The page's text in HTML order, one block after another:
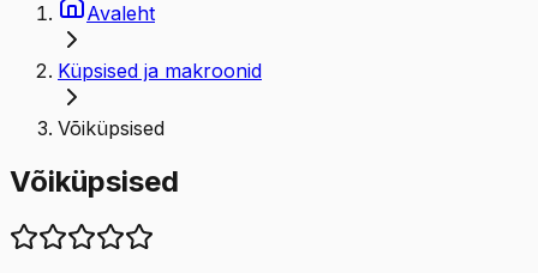
Avaleht
Küpsised ja makroonid
Võiküpsised
Võiküpsised